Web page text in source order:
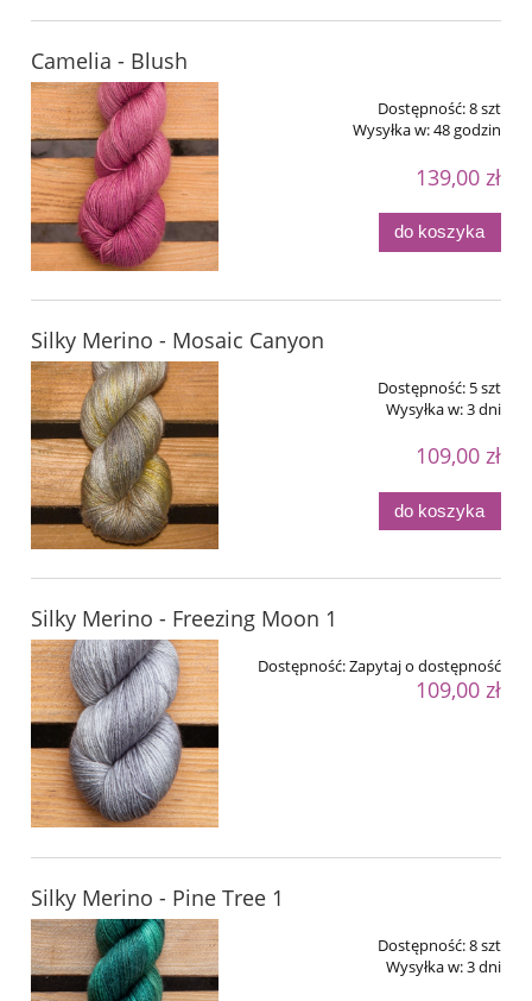
Camelia - Blush
Dostępność:8 szt
Wysyłka w:48 godzin
139,00 zł
do koszyka
Silky Merino - Mosaic Canyon
Dostępność: 5 szt
Wysyłka w:3 dni
109,00 zł
do koszyka
Silky Merino - Freezing Moon 1
Dostępność:Zapytaj o dostępność
109,00 zł
Silky Merino - Pine Tree 1
Dostępność:8 szt
Wysyłka w:3 dni